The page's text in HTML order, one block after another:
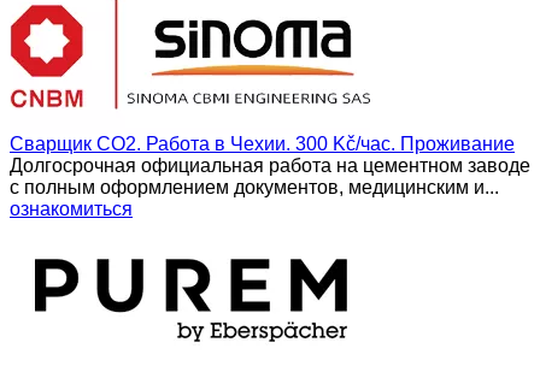
Сварщик CO2. Работа в Чехии. 300 Kč/час. Проживание
Долгосрочная официальная работа на цементном заводе
с полным оформлением документов, медицинским и...
ознакомиться